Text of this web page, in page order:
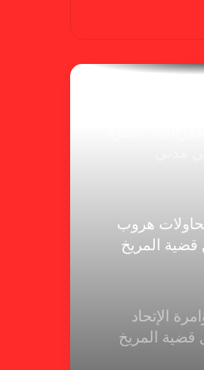
يدعم
هروب
قضية المريخ
الإتحاد
قضية المريخ